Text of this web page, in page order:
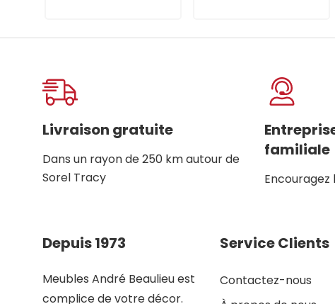
Livraison gratuite
Dans un rayon de 250 km autour de
Sorel Tracy
familiale
Depuis 1973
Meubles André Beaulieu est
complice de votre décor.
Service Clients
Contactez-nous